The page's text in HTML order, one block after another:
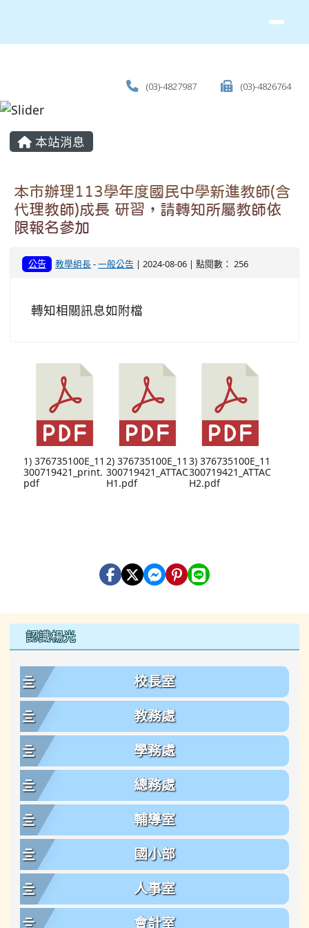
(03)-4827987 (03)-4826764
主內容區域
本站消息
本市辦理113學年度國民中學新進教師(含
代理教師)成長 研習，請轉知所屬教師依
限報名參加
公告 教學組長-一般公告 | 2024-08-06 | 點閱數： 256
轉知相關訊息如附檔
1) 376735100E_11
300719421_print.
pdf
2) 376735100E_11
300719421_ATTAC
H1.pdf
3) 376735100E_11
300719421_ATTAC
H2.pdf
左邊區域內容
認識楊光
校長室
教務處
學務處
總務處
輔導室
國小部
人事室
會計室